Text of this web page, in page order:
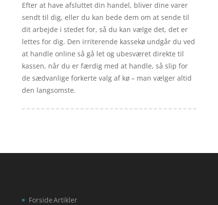
Efter at have afsluttet din handel, bliver dine varer
sendt til dig, eller du kan bede dem om at sende til
dit arbejde i stedet for, så du kan vælge det, det er
lettes for dig. Den irriterende kassekø undgår du ved
at handle online så gå let og ubesværet direkte til
kassen, når du er færdig med at handle, så slip for
de sædvanlige forkerte valg af kø – man vælger altid
den langsomste.
ForsideArtikler